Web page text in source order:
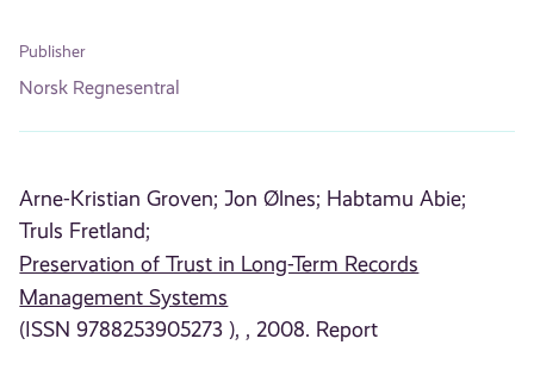
Publisher
Norsk Regnesentral
Arne-Kristian Groven; Jon Ølnes; Habtamu Abie;
Truls Fretland;
Preservation of Trust in Long-Term Records
Management Systems
(ISSN 9788253905273 ), , 2008. Report